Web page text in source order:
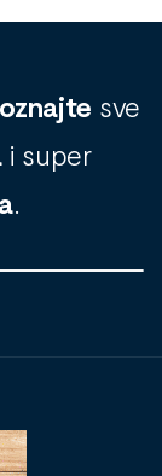
sve
i super
.